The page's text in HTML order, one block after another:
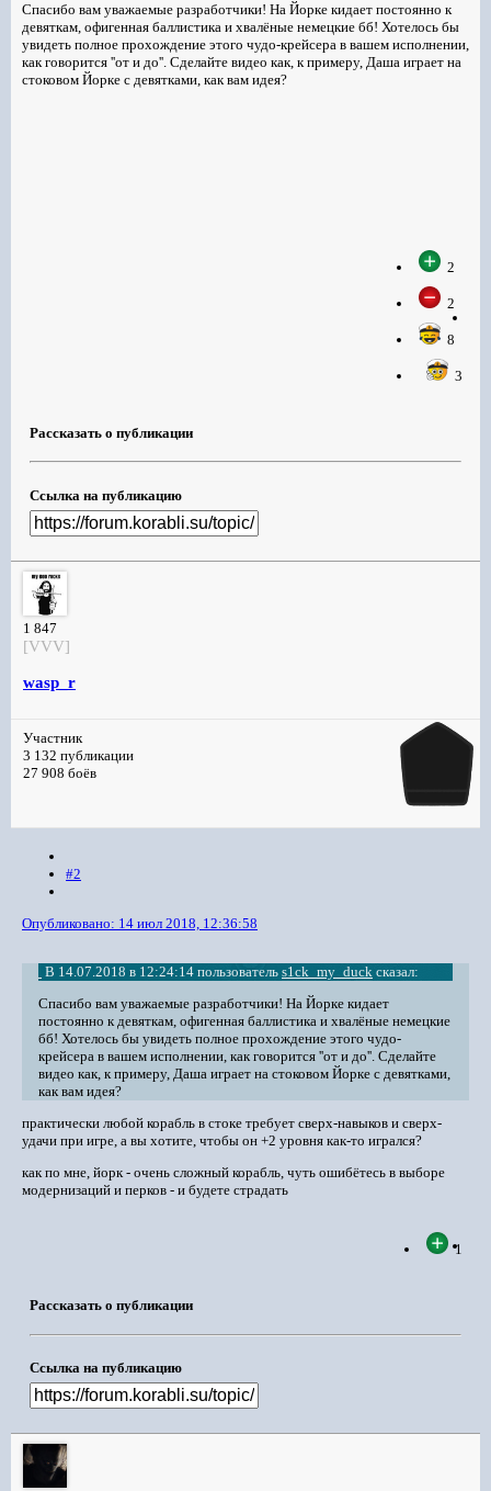
Спасибо вам уважаемые разработчики! На Йорке кидает постоянно к
девяткам, офигенная баллистика и хвалёные немецкие бб! Хотелось бы
увидеть полное прохождение этого чудо-крейсера в вашем исполнении,
как говорится ''от и до''. Сделайте видео как, к примеру, Даша играет на
стоковом Йорке с девятками, как вам идея?
2
2
8
3
Рассказать о публикации
Ссылка на публикацию
1 847
[VVV]
wasp_r
Участник
3 132 публикации
27 908 боёв
#2
Опубликовано: 14 июл 2018, 12:36:58
В 14.07.2018 в 12:24:14 пользователь s1ck_my_duck сказал:
Спасибо вам уважаемые разработчики! На Йорке кидает
постоянно к девяткам, офигенная баллистика и хвалёные немецкие
бб! Хотелось бы увидеть полное прохождение этого чудо-
крейсера в вашем исполнении, как говорится ''от и до''. Сделайте
видео как, к примеру, Даша играет на стоковом Йорке с девятками,
как вам идея?
практически любой корабль в стоке требует сверх-навыков и сверх-
удачи при игре, а вы хотите, чтобы он +2 уровня как-то игрался?
как по мне, йорк - очень сложный корабль, чуть ошибётесь в выборе
модернизаций и перков - и будете страдать
1
Рассказать о публикации
Ссылка на публикацию